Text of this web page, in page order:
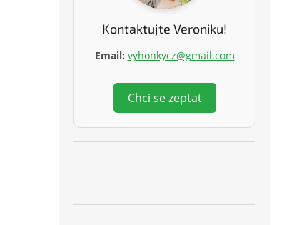
Kontaktujte Veroniku!
Email: vyhonkycz@gmail.com
Chci se zeptat